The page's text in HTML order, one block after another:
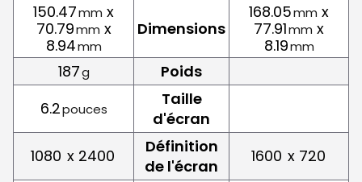
150.47mm x
70.79mm x
8.94mm
Dimensions
168.05mm x
77.91mm x
8.19mm
187g
Poids
6.2pouces
Taille
d'écran
1080 x 2400
Définition
de l'écran
1600 x 720